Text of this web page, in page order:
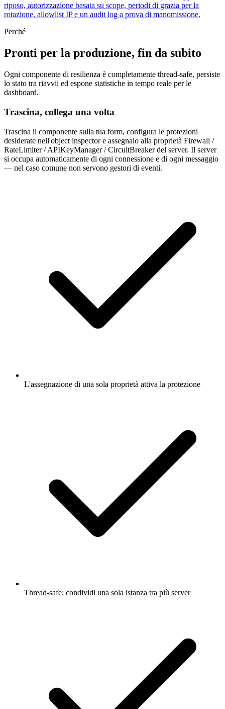
riposo, autorizzazione basata su scope, periodi di grazia per la
rotazione, allowlist IP e un audit log a prova di manomissione.
Perché
Pronti per la produzione, fin da subito
Ogni componente di resilienza è completamente thread-safe, persiste
lo stato tra riavvii ed espone statistiche in tempo reale per le
dashboard.
Trascina, collega una volta
Trascina il componente sulla tua form, configura le protezioni
desiderate nell'object inspector e assegnalo alla proprietà Firewall /
RateLimiter / APIKeyManager / CircuitBreaker del server. Il server
si occupa automaticamente di ogni connessione e di ogni messaggio
— nel caso comune non servono gestori di eventi.
L'assegnazione di una sola proprietà attiva la protezione
Thread-safe; condividi una sola istanza tra più server